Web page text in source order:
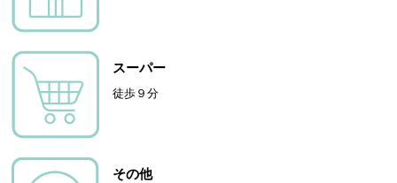
スーパー
徒歩９分
その他